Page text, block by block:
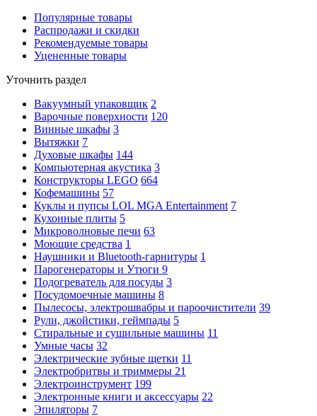
Популярные товары
Распродажи и скидки
Рекомендуемые товары
Уцененные товары
Уточнить раздел
Вакуумный упаковщик 2
Варочные поверхности 120
Винные шкафы 3
Вытяжки 7
Духовые шкафы 144
Компьютерная акустика 3
Конструкторы LEGO 664
Кофемашины 57
Куклы и пупсы LOL MGA Entertainment 7
Кухонные плиты 5
Микроволновые печи 63
Моющие средства 1
Наушники и Bluetooth-гарнитуры 1
Парогенераторы и Утюги 9
Подогреватель для посуды 3
Посудомоечные машины 8
Пылесосы, электрошвабры и пароочистители 39
Рули, джойстики, геймпады 5
Стиральные и сушильные машины 11
Умные часы 32
Электрические зубные щетки 11
Электробритвы и триммеры 21
Электроинструмент 199
Электронные книги и аксессуары 22
Эпиляторы 7